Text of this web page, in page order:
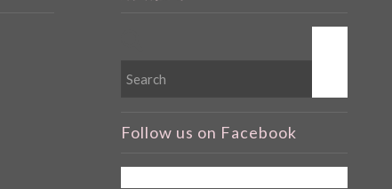
Follow us on Facebook